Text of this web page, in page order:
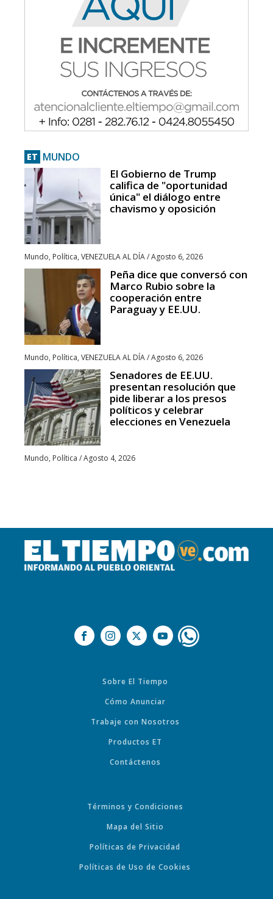
ET MUNDO
El Gobierno de Trump
califica de "oportunidad
única" el diálogo entre
chavismo y oposición
Mundo, Política, VENEZUELA AL DÍA/Agosto 6, 2026
Peña dice que conversó con
Marco Rubio sobre la
cooperación entre
Paraguay y EE.UU.
Mundo, Política, VENEZUELA AL DÍA/Agosto 6, 2026
Senadores de EE.UU.
presentan resolución que
pide liberar a los presos
políticos y celebrar
elecciones en Venezuela
Mundo, Política /Agosto 4, 2026
Sobre El Tiempo
Cómo Anunciar
Trabaje con Nosotros
Productos ET
Contáctenos
Términos y Condiciones
Mapa del Sitio
Políticas de Privacidad
Políticas de Uso de Cookies